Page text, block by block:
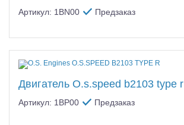
Артикул: 1BN00 Предзаказ
Двигатель O.s.speed b2103 type r
Артикул: 1BP00 Предзаказ